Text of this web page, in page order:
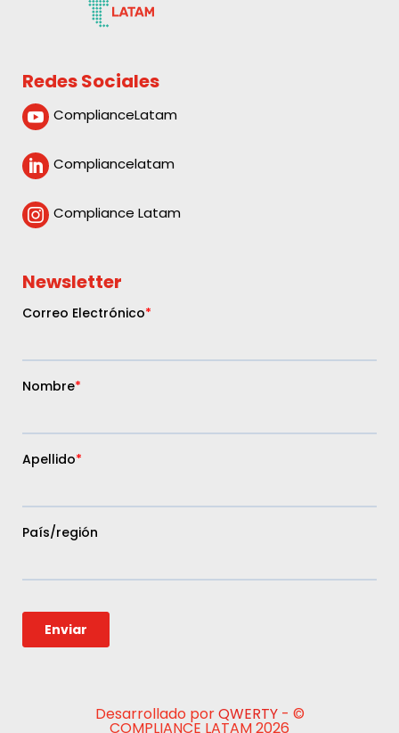
Redes Sociales
 ComplianceLatam
 Compliancelatam
 Compliance Latam
Newsletter
Desarrollado porQWERTY- ©
COMPLIANCE LATAM 2026